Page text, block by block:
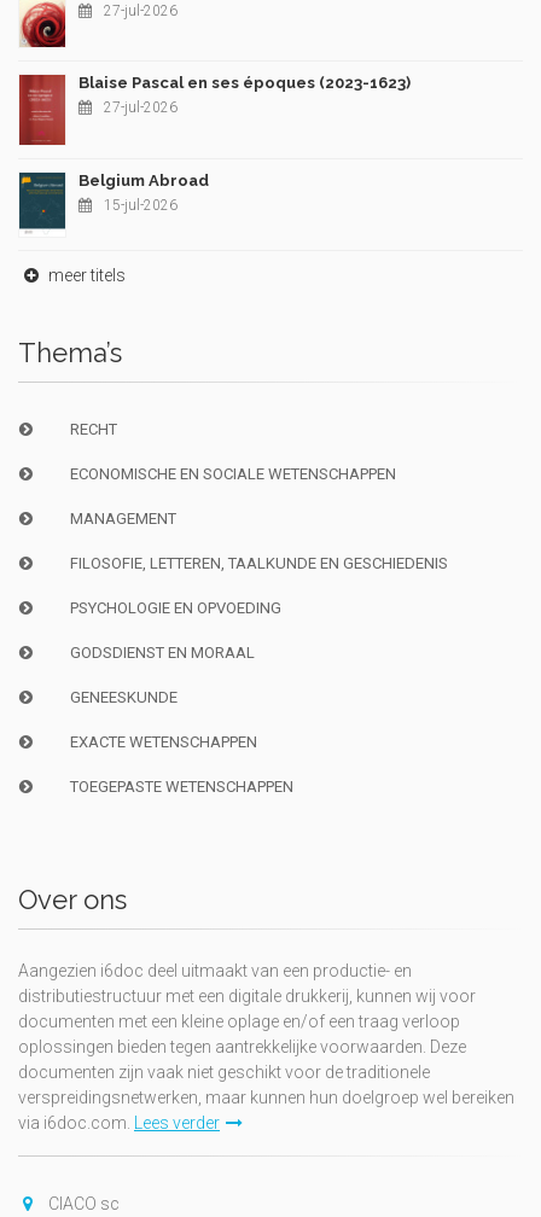
27-jul-2026
Blaise Pascal en ses époques (2023-1623)
27-jul-2026
Belgium Abroad
15-jul-2026
meer titels
Thema’s
RECHT
ECONOMISCHE EN SOCIALE WETENSCHAPPEN
MANAGEMENT
FILOSOFIE, LETTEREN, TAALKUNDE EN GESCHIEDENIS
PSYCHOLOGIE EN OPVOEDING
GODSDIENST EN MORAAL
GENEESKUNDE
EXACTE WETENSCHAPPEN
TOEGEPASTE WETENSCHAPPEN
Over ons
Aangezien i6doc deel uitmaakt van een productie- en
distributiestructuur met een digitale drukkerij, kunnen wij voor
documenten met een kleine oplage en/of een traag verloop
oplossingen bieden tegen aantrekkelijke voorwaarden. Deze
documenten zijn vaak niet geschikt voor de traditionele
verspreidingsnetwerken, maar kunnen hun doelgroep wel bereiken
via i6doc.com.
Lees verder
CIACO sc